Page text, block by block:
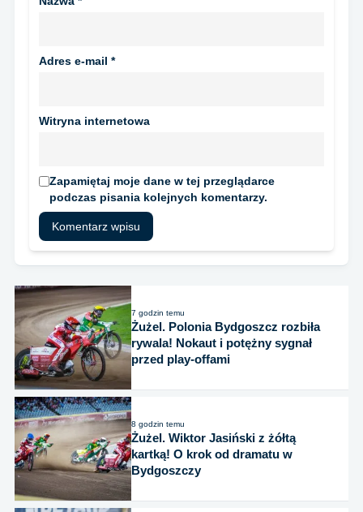
Adres e-mail *
Witryna internetowa
Zapamiętaj moje dane w tej przeglądarce
podczas pisania kolejnych komentarzy.
7 godzin temu
Żużel. Polonia Bydgoszcz rozbiła
rywala! Nokaut i potężny sygnał
przed play-offami
8 godzin temu
Żużel. Wiktor Jasiński z żółtą
kartką! O krok od dramatu w
Bydgoszczy